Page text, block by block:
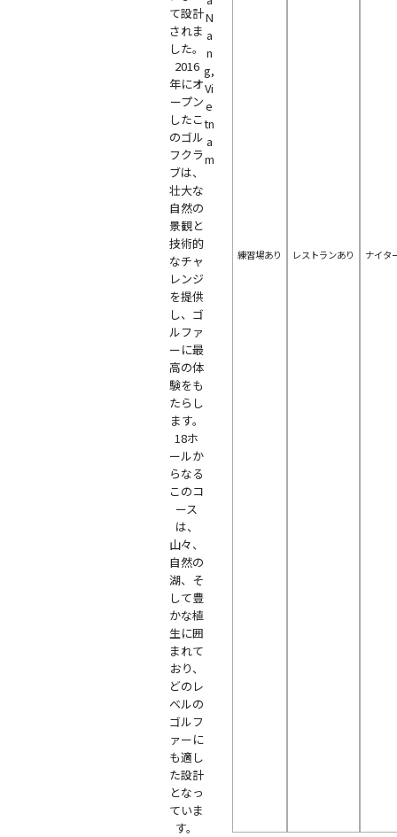
て設計
されま
した。
2016
年にオ
ープン
したこ
のゴル
フクラ
ブは、
壮大な
自然の
景観と
技術的
なチャ
レンジ
を提供
し、ゴ
ルファ
ーに最
高の体
験をも
たらし
ます。
18ホ
ールか
らなる
このコ
ース
は、
山々、
自然の
湖、そ
して豊
かな植
生に囲
まれて
おり、
どのレ
ベルの
ゴルフ
ァーに
も適し
た設計
となっ
ていま
す。
N
a
n
g,
Vi
e
tn
a
m
練習場あり レストランあり ナイタ